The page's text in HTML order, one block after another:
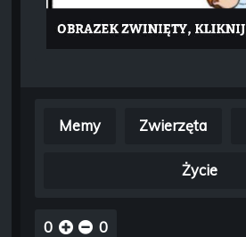
Memy Zwierzęta
Życie
0 0